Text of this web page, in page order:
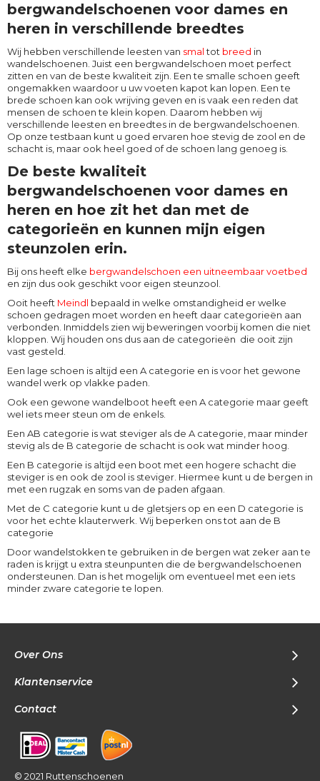
bergwandelschoenen voor dames en
heren in verschillende breedtes
Wij hebben verschillende leesten van smaltot breed in
wandelschoenen. Juist een bergwandelschoen moet perfect
zitten en van de beste kwaliteit zijn. Een te smalle schoen geeft
ongemakken waardoor u uw voeten kapot kan lopen. Een te
brede schoen kan ook wrijving geven en is vaak een reden dat
mensen de schoen te klein kopen. Daarom hebben wij
verschillende leesten en breedtes in de bergwandelschoenen.
Op onze testbaan kunt u goed ervaren hoe stevig de zool en de
schacht is, maar ook heel goed of de schoen lang genoeg is.
De beste kwaliteit
bergwandelschoenen voor dames en
heren en hoe zit het dan met de
categorieën en kunnen mijn eigen
steunzolen erin.
Bij ons heeft elke bergwandelschoen een uitneembaar voetbed
en zijn dus ook geschikt voor eigen steunzool.
Ooit heeft Meindl bepaald in welke omstandigheid er welke
schoen gedragen moet worden en heeft daar categorieën aan
verbonden. Inmiddels zien wij beweringen voorbij komen die niet
kloppen. Wij houden ons dus aan de categorieën die ooit zijn
vast gesteld.
Een lage schoen is altijd een A categorie en is voor het gewone
wandel werk op vlakke paden.
Ook een gewone wandelboot heeft een A categorie maar geeft
wel iets meer steun om de enkels.
Een AB categorie is wat steviger als de A categorie, maar minder
stevig als de B categorie de schacht is ook wat minder hoog.
Een B categorie is altijd een boot met een hogere schacht die
steviger is en ook de zool is steviger. Hiermee kunt u de bergen in
met een rugzak en soms van de paden afgaan.
Met de C categorie kunt u de gletsjers op en een D categorie is
voor het echte klauterwerk. Wij beperken ons tot aan de B
categorie
Door wandelstokken te gebruiken in de bergen wat zeker aan te
raden is krijgt u extra steunpunten die de bergwandelschoenen
ondersteunen. Dan is het mogelijk om eventueel met een iets
minder zware categorie te lopen.
Over Ons
Klantenservice
Contact
© 2021 Ruttenschoenen